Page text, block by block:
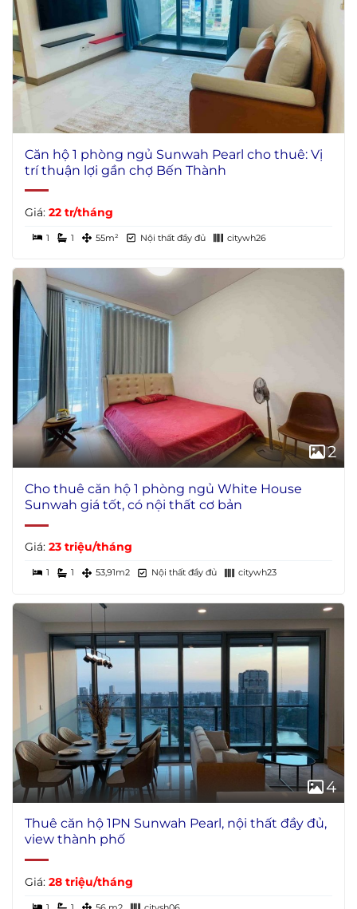
Căn hộ 1 phòng ngủ Sunwah Pearl cho thuê: Vị
trí thuận lợi gần chợ Bến Thành
Giá: 22 tr/tháng
1 1 55m² Nội thất đầy đủ citywh26
2
Cho thuê căn hộ 1 phòng ngủ White House
Sunwah giá tốt, có nội thất cơ bản
Giá: 23 triệu/tháng
1 1 53,91m2 Nội thất đầy đủ citywh23
4
Thuê căn hộ 1PN Sunwah Pearl, nội thất đầy đủ,
view thành phố
Giá: 28 triệu/tháng